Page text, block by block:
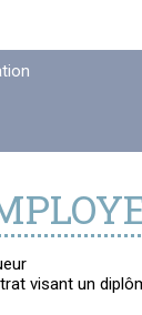
visant un